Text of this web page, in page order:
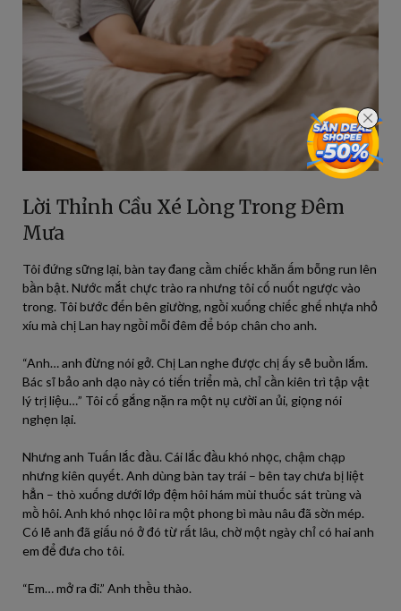
Lời Thỉnh Cầu Xé Lòng Trong Đêm
Mưa
Tôi đứng sững lại, bàn tay đang cầm chiếc khăn ấm bỗng run lên
bần bật. Nước mắt chực trào ra nhưng tôi cố nuốt ngược vào
trong. Tôi bước đến bên giường, ngồi xuống chiếc ghế nhựa nhỏ
xíu mà chị Lan hay ngồi mỗi đêm để bóp chân cho anh.
“Anh… anh đừng nói gở. Chị Lan nghe được chị ấy sẽ buồn lắm.
Bác sĩ bảo anh dạo này có tiến triển mà, chỉ cần kiên trì tập vật
lý trị liệu…” Tôi cố gắng nặn ra một nụ cười an ủi, giọng nói
nghẹn lại.
Nhưng anh Tuấn lắc đầu. Cái lắc đầu khó nhọc, chậm chạp
nhưng kiên quyết. Anh dùng bàn tay trái – bên tay chưa bị liệt
hẳn – thò xuống dưới lớp đệm hôi hám mùi thuốc sát trùng và
mồ hôi. Anh khó nhọc lôi ra một phong bì màu nâu đã sờn mép.
Có lẽ anh đã giấu nó ở đó từ rất lâu, chờ một ngày chỉ có hai anh
em để đưa cho tôi.
“Em… mở ra đi.” Anh thều thào.